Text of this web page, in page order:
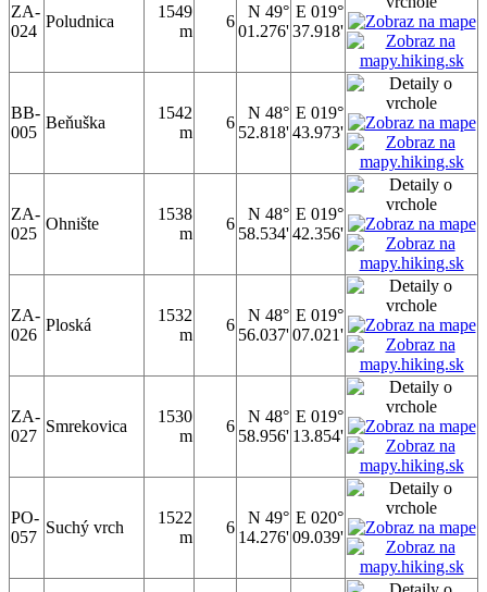
ZA-
024
Poludnica
1549
m
6
N 49°
01.276'
E 019°
37.918'
BB-
005
Beňuška
1542
m
6
N 48°
52.818'
E 019°
43.973'
ZA-
025
Ohnište
1538
m
6
N 48°
58.534'
E 019°
42.356'
ZA-
026
Ploská
1532
m
6
N 48°
56.037'
E 019°
07.021'
ZA-
027
Smrekovica
1530
m
6
N 48°
58.956'
E 019°
13.854'
PO-
057
Suchý vrch
1522
m
6
N 49°
14.276'
E 020°
09.039'